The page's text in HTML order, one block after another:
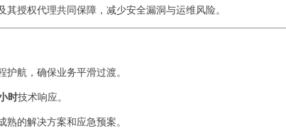
授权代理共同保障，减少安全漏洞与运维风险。
航，确保业务平滑过渡。
时技术响应。
的解决方案和应急预案。